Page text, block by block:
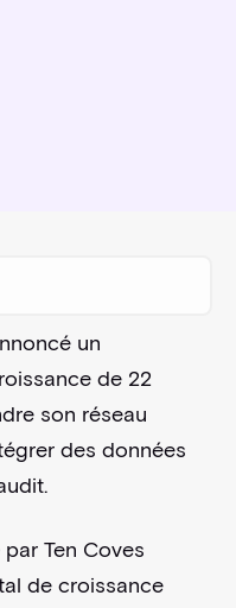
un
de 22
son réseau
des données
Ten Coves
de croissance